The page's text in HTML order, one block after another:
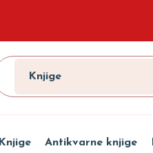
Knjige
Knjige Antikvarne knjige